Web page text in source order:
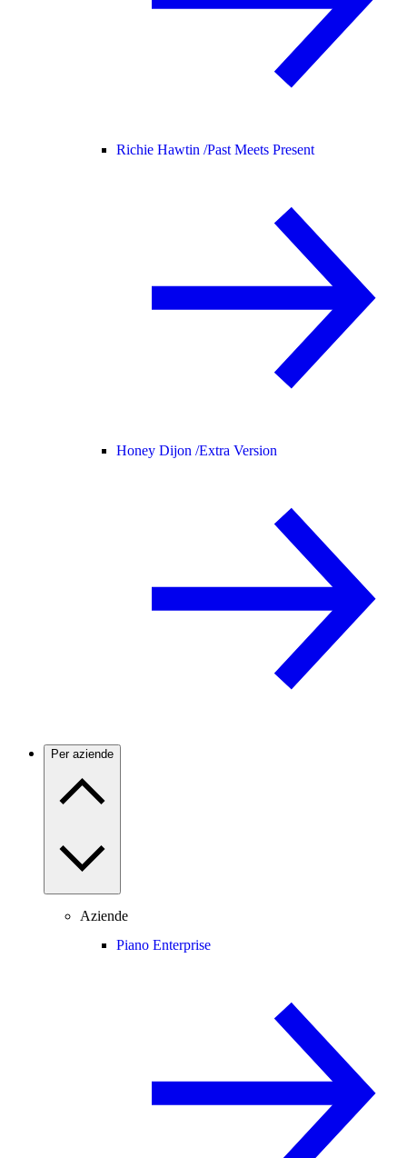
Richie Hawtin /Past Meets Present
Honey Dijon /Extra Version
Per aziende
Aziende
Piano Enterprise